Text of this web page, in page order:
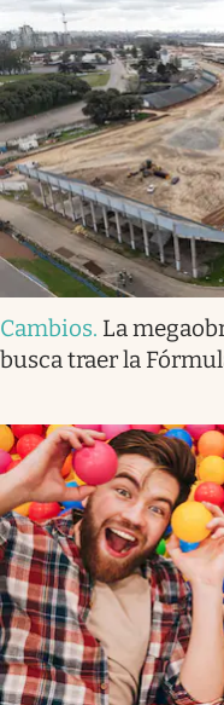
Cambios. La
busca traer la